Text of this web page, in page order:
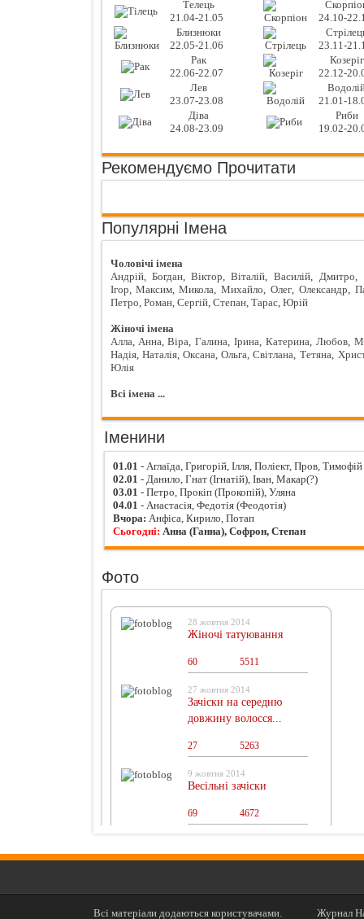
Телець
21.04-21.05
24.10-
Близнюки
22.05-21.06
23.11-
Рак
22.06-22.07
Козеріг
22.12-
Лев
23.07-23.08
21.01-
Діва
24.08-23.09
Риби
19.02-
Рекомендуємо Прочитати
Популярні Імена
Чоловічі імена
Андрій, Богдан, Віктор, Віталій, Василій, Дмитро,
Ігор, Максим, Микола, Михайло, Олег, Олександр,
Петро, Роман, Сергій, Степан, Тарас, Юрій
Жіночі імена
Алла, Анна, Віра, Галина, Ірина, Катерина, Любов,
Надія, Наталія, Оксана, Ольга, Світлана, Тетяна,
Юлія
Всі імена ...
Іменини
01.01 - Аглаїда, Григорій, Ілля, Поліект, Пров, Тимофій
02.01 - Данило, Гнат (Ігнатій), Іван, Макар(?)
03.01 - Петро, Прокіп (Прокопій), Уляна
04.01 - Анастасія, Федотія (Феодотія)
Вчора: Анфіса, Кирило, Потап
Сьогодні: Анна (Ганна), Софрон, Степан
Фото
28 жовтня 2014
Жіночі татуювання
60 5511
27 жовтня 2014
Зачіски на середню
довжину волосся...
27 5263
9 жовтня 2014
Весільні зачіски
69 4672
Всі матеріали додаються користувачами. Журнал